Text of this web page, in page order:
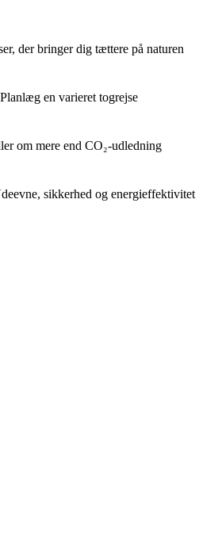
der bringer dig tættere på naturen
en varieret togrejse
om mere end CO₂-udledning
sikkerhed og energieffektivitet